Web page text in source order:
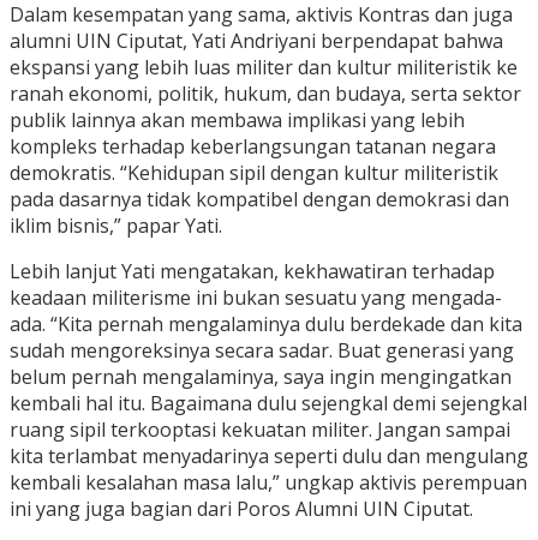
Dalam kesempatan yang sama, aktivis Kontras dan juga
alumni UIN Ciputat, Yati Andriyani berpendapat bahwa
ekspansi yang lebih luas militer dan kultur militeristik ke
ranah ekonomi, politik, hukum, dan budaya, serta sektor
publik lainnya akan membawa implikasi yang lebih
kompleks terhadap keberlangsungan tatanan negara
demokratis. “Kehidupan sipil dengan kultur militeristik
pada dasarnya tidak kompatibel dengan demokrasi dan
iklim bisnis,” papar Yati.
Lebih lanjut Yati mengatakan, kekhawatiran terhadap
keadaan militerisme ini bukan sesuatu yang mengada-
ada. “Kita pernah mengalaminya dulu berdekade dan kita
sudah mengoreksinya secara sadar. Buat generasi yang
belum pernah mengalaminya, saya ingin mengingatkan
kembali hal itu. Bagaimana dulu sejengkal demi sejengkal
ruang sipil terkooptasi kekuatan militer. Jangan sampai
kita terlambat menyadarinya seperti dulu dan mengulang
kembali kesalahan masa lalu,” ungkap aktivis perempuan
ini yang juga bagian dari Poros Alumni UIN Ciputat.